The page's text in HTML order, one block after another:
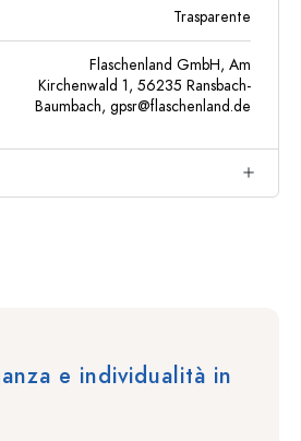
Trasparente
Flaschenland GmbH, Am
Kirchenwald 1, 56235 Ransbach-
Baumbach, gpsr@flaschenland.de
e individualità in